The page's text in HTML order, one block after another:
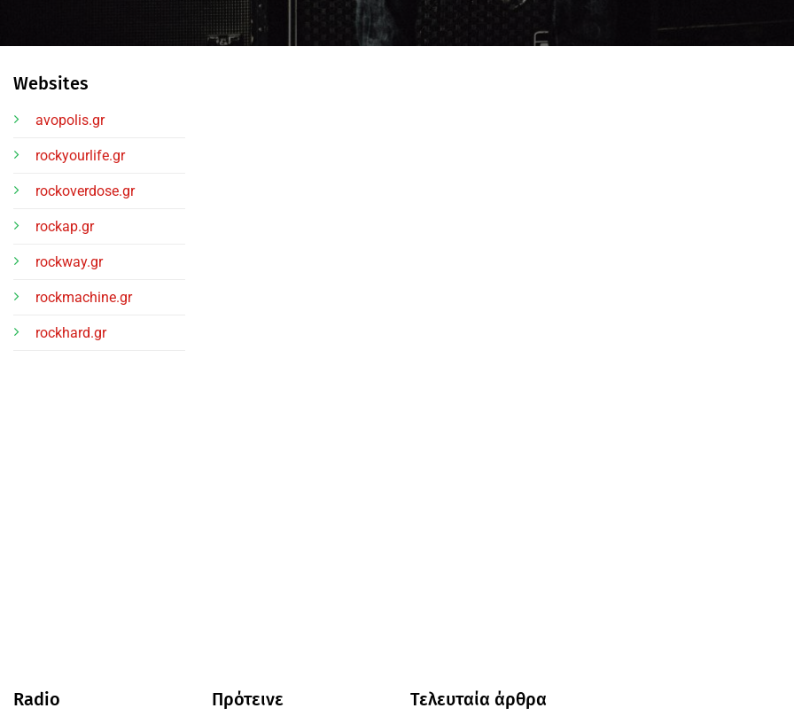
Websites
avopolis.gr
rockyourlife.gr
rockoverdose.gr
rockap.gr
rockway.gr
rockmachine.gr
rockhard.gr
Radio Πρότεινε Τελευταία άρθρα